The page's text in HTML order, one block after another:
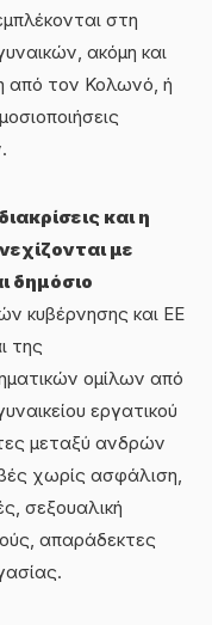
στη
ακόμη και
από τον Κολωνό, ή
και η
με
δημόσιο
κυβέρνησης και ΕΕ
της
ομίλων από
εργατικού
μεταξύ ανδρών
χωρίς ασφάλιση,
σεξουαλική
απαράδεκτες